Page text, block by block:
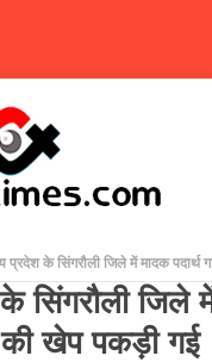
प्रदेश के सिंगरौली जिले में मादक पदार्थ
सिंगरौली जिले
की खेप पकड़ी गई